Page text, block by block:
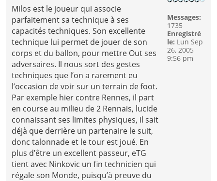
Milos est le joueur qui associe
parfaitement sa technique à ses
capacités techniques. Son excellente
technique lui permet de jouer de son
corps et du ballon, pour mettre Out ses
adversaires. Il nous sort des gestes
techniques que l’on a rarement eu
l’occasion de voir sur un terrain de foot.
Par exemple hier contre Rennes, il part
en course au milieu de 2 Rennais, lucide
connaissant ses limites physiques, il sait
déjà que derrière un partenaire le suit,
donc talonnade et le tour est joué. En
plus d’être un excellent passeur, eTG
tient avec Ninkovic un fin technicien qui
régale son Monde, puisqu’à preuve du
Messages:
1735
Enregistré
le: Lun Sep
26, 2005
9:56 pm